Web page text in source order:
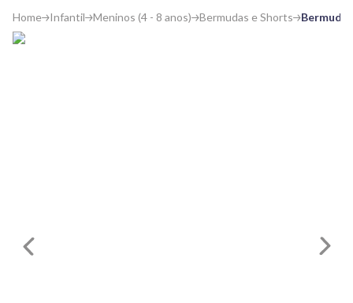
Home Infantil Meninos (4 - 8 anos) Bermudas e Shorts Bermuda